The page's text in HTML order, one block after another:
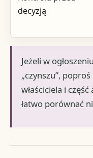
decyzją
Jeżeli w
„czynszu”,
właściciela i
łatwo porównać